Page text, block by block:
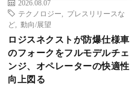
2026.08.07
テクノロジー
プレスリリースな
ど
動向/展望
ロジスネクストが防爆仕様車
のフォークをフルモデルチェ
ンジ、オペレーターの快適性
向上図る